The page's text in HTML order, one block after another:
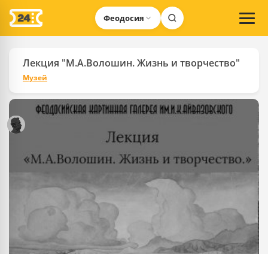
Феодосия
Лекция "М.А.Волошин. Жизнь и творчество"
Музей